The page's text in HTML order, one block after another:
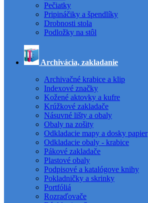
Pečiatky
Pripináčiky a špendlíky
Drobnosti stola
Podložky na stôl
Archivácia, zakladanie
Archivačné krabice a klip
Indexové značky
Kožené aktovky a kufre
Krúžkové zakladače
Násuvné lišty a obaly
Obaly na zošity
Odkladacie mapy a dosky papier
Odkladacie obaly - krabice
Pákové zakladače
Plastové obaly
Podpisové a katalógove knihy
Pokladničky a skrinky
Portfóliá
Rozraďovače